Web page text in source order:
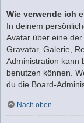
Wie verwende ich
In deinem
Avatar über eine
Gravatar, Galerie,
Administration kann
benutzen können.
du die Board-
Nach oben